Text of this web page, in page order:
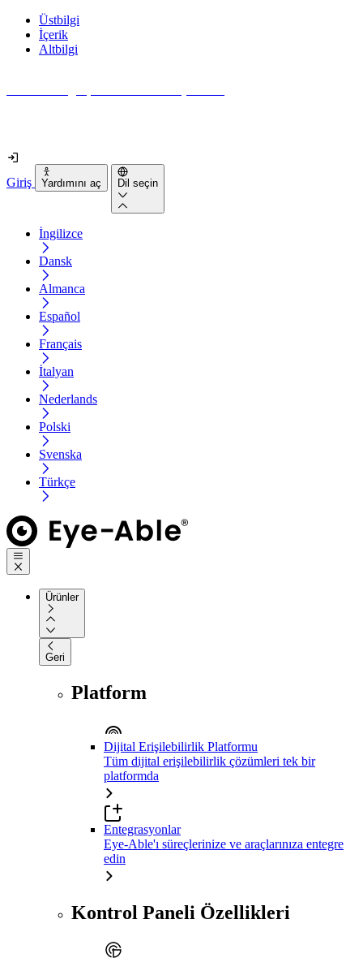
Üstbilgi
İçerik
Altbilgi
Giriş Yardımını aç Dil seçin
İngilizce
Dansk
Almanca
Español
Français
İtalyan
Nederlands
Polski
Svenska
Türkçe
Ürünler
Geri
Platform
Dijital Erişilebilirlik Platformu
Tüm dijital erişilebilirlik çözümleri tek bir
platformda
Entegrasyonlar
Eye-Able'ı süreçlerinize ve araçlarınıza entegre
edin
Kontrol Paneli Özellikleri